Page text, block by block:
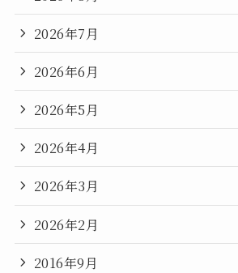
2026年7月
2026年6月
2026年5月
2026年4月
2026年3月
2026年2月
2016年9月